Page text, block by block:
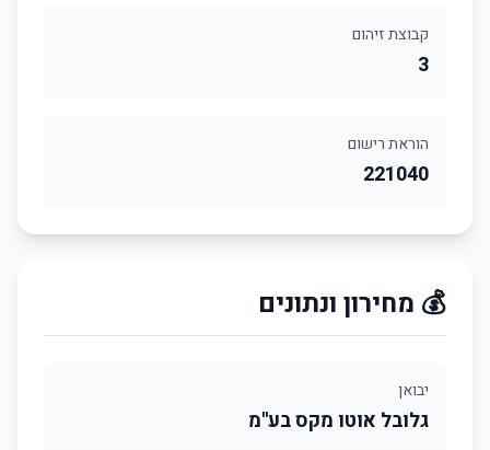
קבוצת זיהום
3
הוראת רישום
221040
💰 מחירון ונתונים
יבואן
גלובל אוטו מקס בע''מ